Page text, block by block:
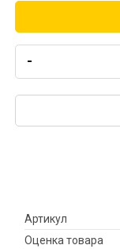
-
Артикул
Оценка товара